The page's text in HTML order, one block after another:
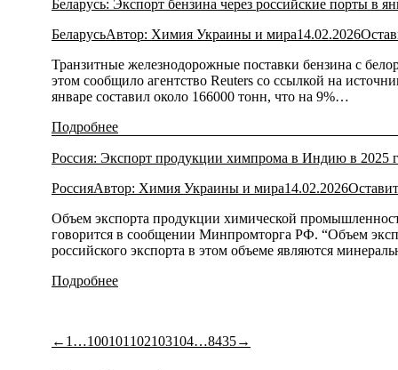
Беларусь: Экспорт бензина через российские порты в
БеларусьАвтор: Химия Украины и мира14.02.2026
Транзитные железнодорожные поставки бензина с
этом сообщило агентство Reuters со ссылкой на
январе составил около 166000 тонн, что на 9%…
Подробнее
Россия: Экспорт продукции химпрома в Индию в 2025
РоссияАвтор: Химия Украины и мира14.02.2026
Объем экспорта продукции химической
говорится в сообщении Минпромторга РФ. “Объем
российского экспорта в этом объеме являются
Подробнее
← 1 …100101 102103104…8435→